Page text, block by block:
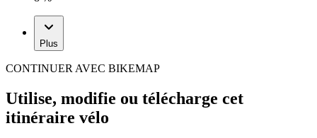
Plus
CONTINUER AVEC BIKEMAP
Utilise, modifie ou télécharge cet
itinéraire vélo